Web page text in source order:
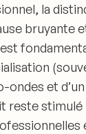
la
bruyante
ondes et
reste stimulé